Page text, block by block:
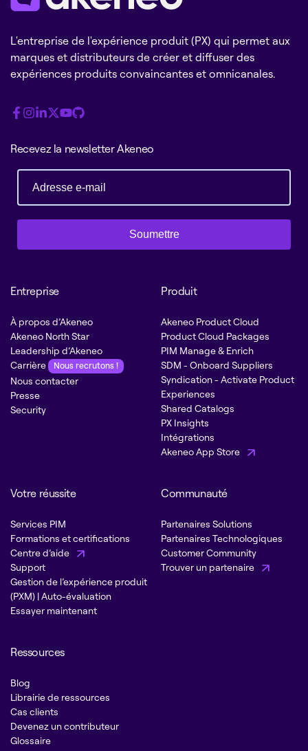
L'entreprise de l'expérience produit (PX) qui permet aux
marques et distributeurs de créer et diffuser des
expériences produits convaincantes et omnicanales.
Recevez la newsletter Akeneo
Soumettre
Entreprise
À propos d’Akeneo
Akeneo North Star
Leadership d’Akeneo
Carrière
Nous recrutons !
Nous contacter
Presse
Security
Produit
Akeneo Product Cloud
Product Cloud Packages
PIM Manage & Enrich
SDM - Onboard Suppliers
Syndication - Activate Product
Experiences
Shared Catalogs
PX Insights
Intégrations
Akeneo App Store
Votre réussite
Services PIM
Formations et certifications
Centre d’aide
Support
Gestion de l’expérience produit
(PXM) | Auto-évaluation
Essayer maintenant
Communauté
Partenaires Solutions
Partenaires Technologiques
Customer Community
Trouver un partenaire
Ressources
Blog
Librairie de ressources
Cas clients
Devenez un contributeur
Glossaire